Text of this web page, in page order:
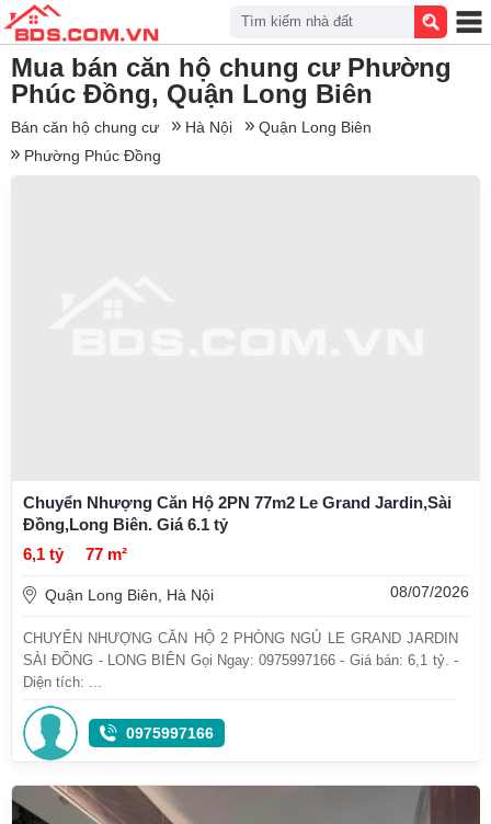
Mua bán căn hộ chung cư Phường
Phúc Đồng, Quận Long Biên
Bán căn hộ chung cư Hà Nội
Quận Long Biên
Phường Phúc Đồng
Chuyển Nhượng Căn Hộ 2PN 77m2 Le Grand Jardin,Sài
Đồng,Long Biên. Giá 6.1 tỷ
6,1 tỷ
77 m²
Quận Long Biên, Hà Nội 08/07/2026
CHUYỂN NHƯỢNG CĂN HỘ 2 PHÒNG NGỦ LE GRAND JARDIN
SÀI ĐỒNG - LONG BIÊN Gọi Ngay: 0975997166 - Giá bán: 6,1 tỷ. -
Diện tích: ...
0975997166
Tìm kiếm nhà đất